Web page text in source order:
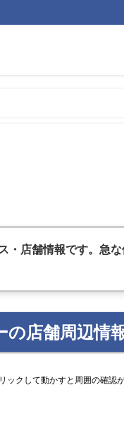
・店舗情報です。急な
の店舗周辺情
リックして動かすと周囲の確認